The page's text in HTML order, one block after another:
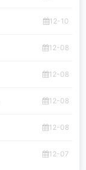
12-10
12-08
12-08
12-08
12-08
12-07